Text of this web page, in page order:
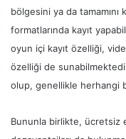
bölgesini ya da tamamını
formatlarında kayıt
oyun içi kayıt özelliği,
özelliği de
olup, genellikle herhangi
Bununla birlikte, ücretsiz